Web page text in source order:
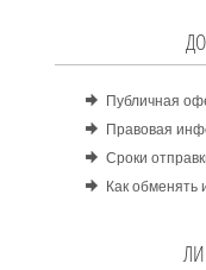
Публичная
Правовая
Сроки
Как обменять